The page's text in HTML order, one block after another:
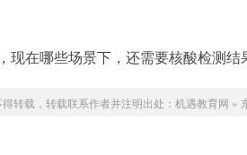
现在哪些场景下，还需要核酸检测
转载，转载联系作者并注明出处： 机遇教育网 »